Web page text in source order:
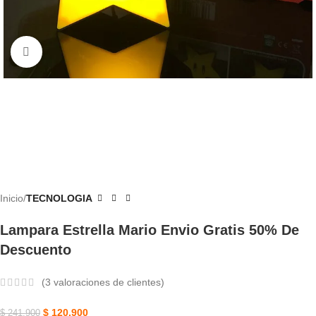
Haga Clic Para Ampliar
Inicio TECNOLOGIA
Lampara Estrella Mario Envio Gratis 50% De
Descuento
(3 valoraciones de clientes)
$241.900 $ 120.900